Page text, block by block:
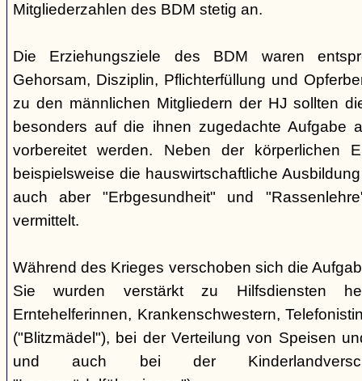
Mitgliederzahlen des BDM stetig an.
Die Erziehungsziele des BDM waren
Gehorsam, Disziplin, Pflichterfüllung und
zu den männlichen Mitgliedern der HJ sollten
besonders auf die ihnen zugedachte Aufgabe
vorbereitet werden. Neben der körperlichen
beispielsweise die hauswirtschaftliche
auch aber "Erbgesundheit" und
vermittelt.
Während des Krieges verschoben sich die
Sie wurden verstärkt zu Hilfsdiensten
Erntehelferinnen, Krankenschwestern,
("Blitzmädel"), bei der Verteilung von Speisen
und auch bei der